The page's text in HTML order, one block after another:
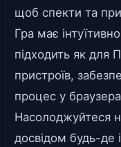
щоб спекти та
Гра має
підходить як для
пристроїв,
процес у
Насолоджуйтеся
досвідом будь-де